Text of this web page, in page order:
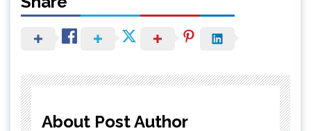
About Post Author